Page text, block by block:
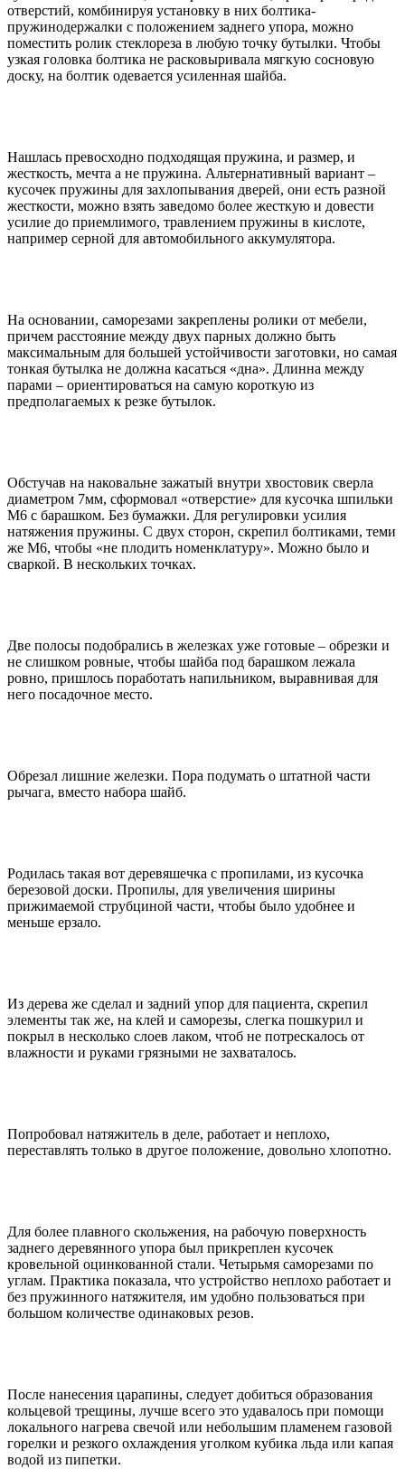
отверстий, комбинируя установку в них болтика-
пружинодержалки с положением заднего упора, можно
поместить ролик стеклореза в любую точку бутылки. Чтобы
узкая головка болтика не расковыривала мягкую сосновую
доску, на болтик одевается усиленная шайба.
Нашлась превосходно подходящая пружина, и размер, и
жесткость, мечта а не пружина. Альтернативный вариант –
кусочек пружины для захлопывания дверей, они есть разной
жесткости, можно взять заведомо более жесткую и довести
усилие до приемлимого, травлением пружины в кислоте,
например серной для автомобильного аккумулятора.
На основании, саморезами закреплены ролики от мебели,
причем расстояние между двух парных должно быть
максимальным для большей устойчивости заготовки, но самая
тонкая бутылка не должна касаться «дна». Длинна между
парами – ориентироваться на самую короткую из
предполагаемых к резке бутылок.
Обстучав на наковальне зажатый внутри хвостовик сверла
диаметром 7мм, сформовал «отверстие» для кусочка шпильки
М6 с барашком. Без бумажки. Для регулировки усилия
натяжения пружины. С двух сторон, скрепил болтиками, теми
же М6, чтобы «не плодить номенклатуру». Можно было и
сваркой. В нескольких точках.
Две полосы подобрались в железках уже готовые – обрезки и
не слишком ровные, чтобы шайба под барашком лежала
ровно, пришлось поработать напильником, выравнивая для
него посадочное место.
Обрезал лишние железки. Пора подумать о штатной части
рычага, вместо набора шайб.
Родилась такая вот деревяшечка с пропилами, из кусочка
березовой доски. Пропилы, для увеличения ширины
прижимаемой струбциной части, чтобы было удобнее и
меньше ерзало.
Из дерева же сделал и задний упор для пациента, скрепил
элементы так же, на клей и саморезы, слегка пошкурил и
покрыл в несколько слоев лаком, чтоб не потрескалось от
влажности и руками грязными не захваталось.
Попробовал натяжитель в деле, работает и неплохо,
переставлять только в другое положение, довольно хлопотно.
Для более плавного скольжения, на рабочую поверхность
заднего деревянного упора был прикреплен кусочек
кровельной оцинкованной стали. Четырьмя саморезами по
углам. Практика показала, что устройство неплохо работает и
без пружинного натяжителя, им удобно пользоваться при
большом количестве одинаковых резов.
После нанесения царапины, следует добиться образования
кольцевой трещины, лучше всего это удавалось при помощи
локального нагрева свечой или небольшим пламенем газовой
горелки и резкого охлаждения уголком кубика льда или капая
водой из пипетки.